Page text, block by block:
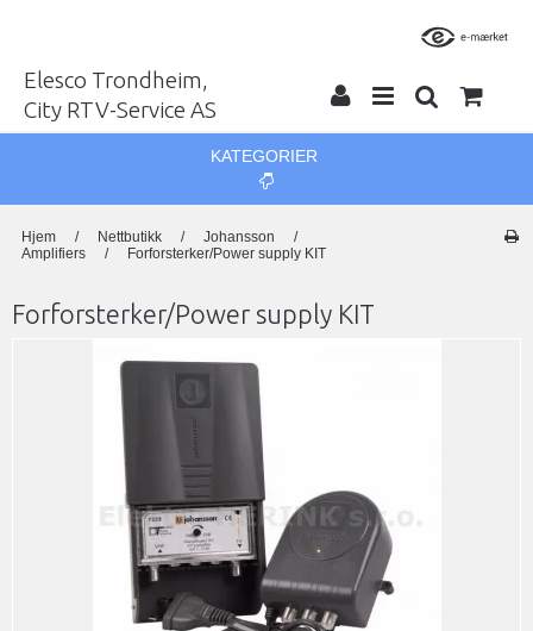
Elesco Trondheim,
City RTV-Service AS
KATEGORIER
Hjem / Nettbutikk / Johansson
/
Amplifiers
/ Forforsterker/Power supply KIT
Forforsterker/Power supply KIT